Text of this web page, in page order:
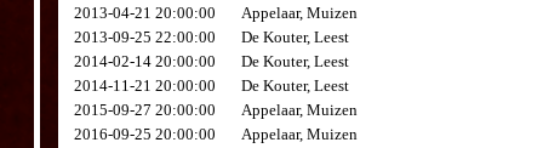
2013-04-21 20:00:00
Appelaar, Muizen
2013-09-25 22:00:00
De Kouter, Leest
2014-02-14 20:00:00
De Kouter, Leest
2014-11-21 20:00:00
De Kouter, Leest
2015-09-27 20:00:00
Appelaar, Muizen
2016-09-25 20:00:00
Appelaar, Muizen